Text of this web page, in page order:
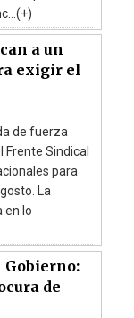
a un
exigir el
de fuerza
Frente Sindical
para
La
en lo
de